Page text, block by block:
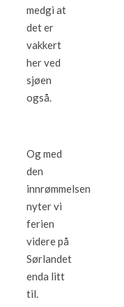
medgi at
det er
vakkert
her ved
sjøen
også.
Og med
den
innrømmelsen
nyter vi
ferien
videre på
Sørlandet
enda litt
til.